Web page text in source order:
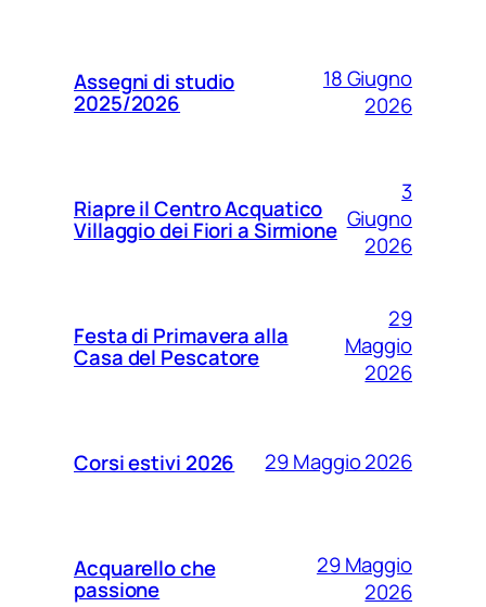
Assegni di studio
2025/2026
18 Giugno
2026
Riapre il Centro Acquatico
Villaggio dei Fiori a Sirmione
3
Giugno
2026
Festa di Primavera alla
Casa del Pescatore
29
Maggio
2026
Corsi estivi 2026 29 Maggio 2026
Acquarello che
passione
29 Maggio
2026